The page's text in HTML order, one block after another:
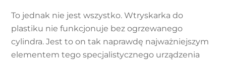
To jednak nie jest wszystko. Wtryskarka do
plastiku nie funkcjonuje bez ogrzewanego
cylindra. Jest to on tak naprawdę najważniejszym
elementem tego specjalistycznego urządzenia